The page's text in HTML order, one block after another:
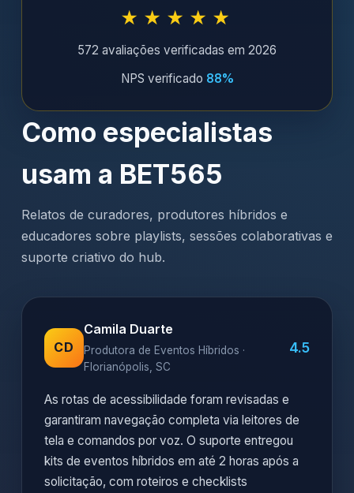
★★★★★
572 avaliações verificadas em 2026
NPS verificado 88%
Como especialistas
usam a BET565
Relatos de curadores, produtores híbridos e
educadores sobre playlists, sessões colaborativas e
suporte criativo do hub.
CD
Camila Duarte
Produtora de Eventos Híbridos ·
Florianópolis, SC
4.5
As rotas de acessibilidade foram revisadas e
garantiram navegação completa via leitores de
tela e comandos por voz. O suporte entregou
kits de eventos híbridos em até 2 horas após a
solicitação, com roteiros e checklists